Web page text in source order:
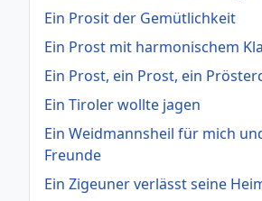
Ein Prosit der Gemütlichkeit
Ein Prost mit harmonischem
Ein Prost, ein Prost, ein
Ein Tiroler wollte jagen
Ein Weidmannsheil für mich
Freunde
Ein Zigeuner verlässt seine